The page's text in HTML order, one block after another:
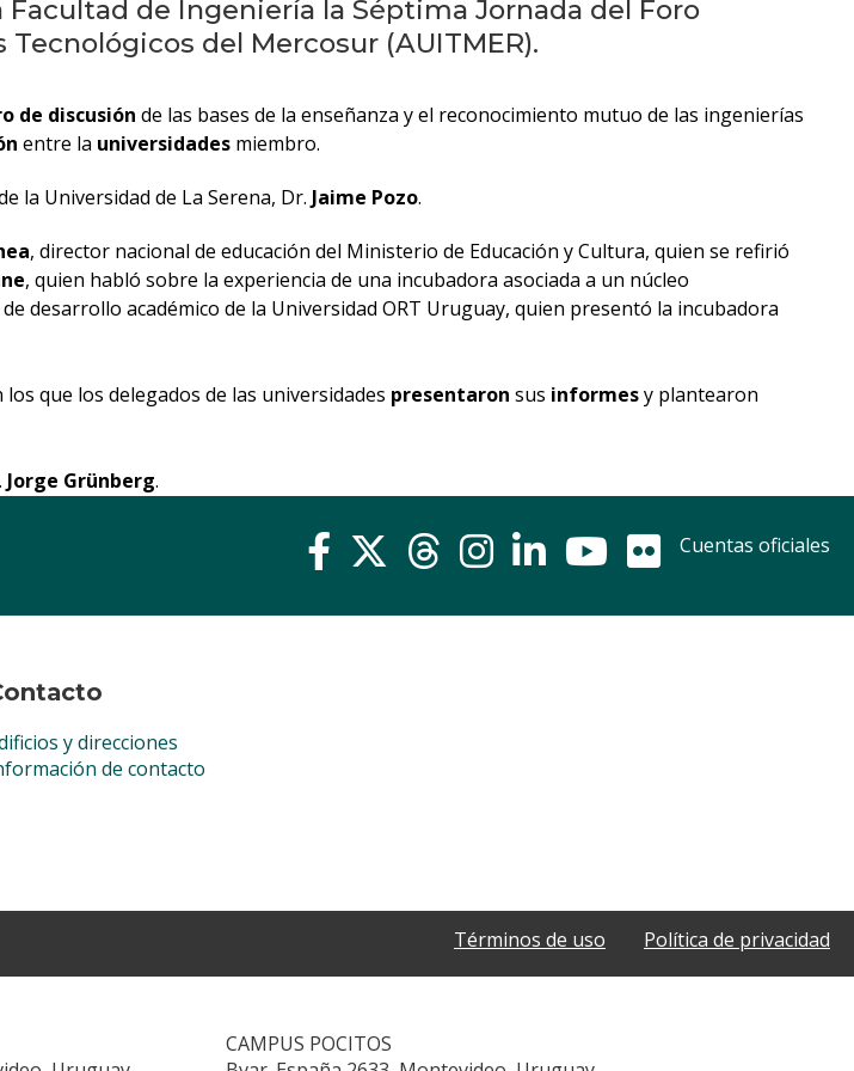
anteriores
La
facultad
en
ingeniería
de Ingeniería la Séptima Jornada del Foro
del Mercosur (AUITMER).
de discusión de las bases de la enseñanza y el reconocimiento mutuo de las ingenierías
entre la universidades miembro.
la Universidad de La Serena, Dr. Jaime Pozo.
, director nacional de educación del Ministerio de Educación y Cultura, quien se refirió
, quien habló sobre la experiencia de una incubadora asociada a un núcleo
de desarrollo académico de la Universidad ORT Uruguay, quien presentó la incubadora
los que los delegados de las universidades presentaron sus informesy plantearon
Jorge Grünberg.
y direcciones
de contacto
Cuentas oficiales
Términos de uso Política de privacidad
CAMPUS POCITOS